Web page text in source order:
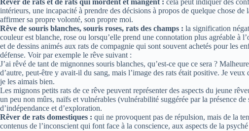
intérieurs, une incapacité à prendre des décisions à propos de quelque chose
affirmer sa propre volonté, son propre moi.
Rêve de souris blanches, souris roses, rats des champs : la signification
couleur est blanche, rose ou lorsqu’elle prend une connotation plus agréable à
et de dessins animés aux rats de compagnie qui sont souvent achetés pour les
défense. Voir par exemple le rêve suivant :
J’ai rêvé de tant de mignonnes souris blanches, qu’est-ce que ce sera ?
d’autre, peut-être y avait-il du sang, mais l’image des rats était positive. Je
je les aimais bien.
Les mignons petits rats de ce rêve peuvent représenter des aspects du jeune
un peu non mûrs, naïfs et vulnérables (vulnérabilité suggérée par la présence de
d’indépendance et d’exploration.
Rêver de rats domestiques : qui ne provoquent pas de répulsion, mais de la
contenus de l’inconscient qui font face à la conscience, aux aspects de la